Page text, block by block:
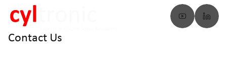
Contact Us